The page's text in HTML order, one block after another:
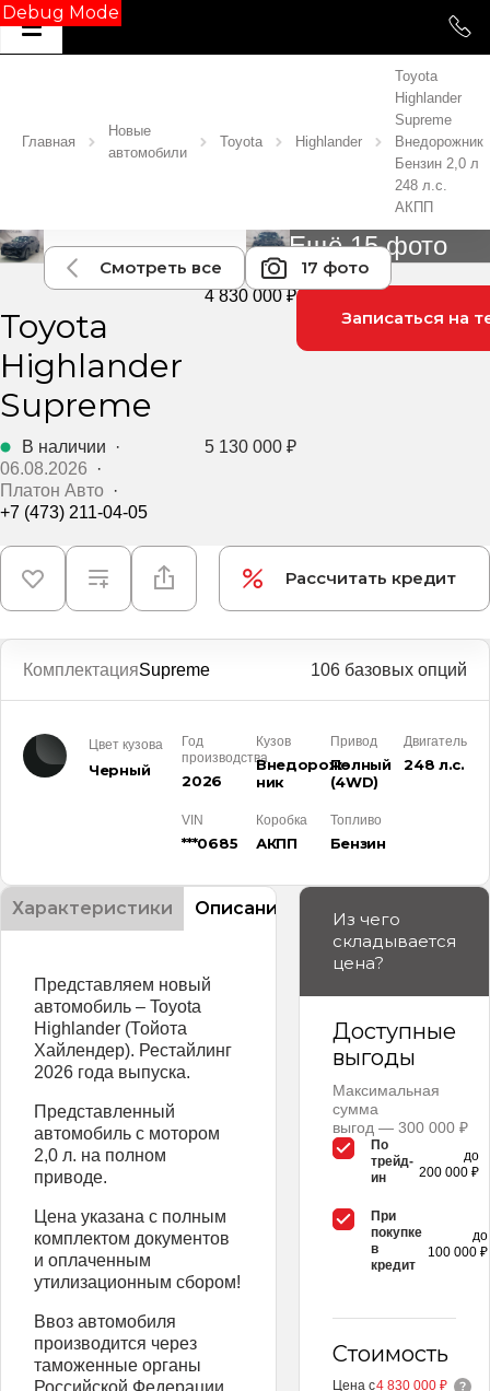
Debug Mode
Главная
Новые
автомобили
Toyota Highlander
Toyota
Highlander
Supreme
Внедорожник
Бензин 2,0 л
248 л.с.
АКПП
Смотреть все 17 фото
Ещё 15 фото
Toyota
Highlander
Supreme
4 830 000 ₽
В наличии ·
06.08.2026 ·
Платон Авто ·
+7 (473) 211-04-05
5 130 000 ₽
Записаться на
Рассчитать кредит
КомплектацияSupreme 106 базовых опций
Цвет кузова
Черный
Год
производства
2026
Кузов
Внедорож­
ник
Привод
Полный
(4WD)
Двигатель
248 л.с.
VIN
***0685
Коробка
АКПП
Топливо
Бензин
Характеристики Описание
Представляем новый
автомобиль – Toyota
Highlander (Тойота
Хайлендер). Рестайлинг
2026 года выпуска.
Представленный
автомобиль с мотором
2,0 л. на полном
приводе.
Цена указана с полным
комплектом документов
и оплаченным
утилизационным сбором!
Ввоз автомобиля
производится через
таможенные органы
Российской Федерации
Из чего
складывается
цена?
Доступные
выгоды
Максимальная
сумма
выгод — 300 000 ₽
По
трейд-
ин
до
200 000 ₽
При
покупке
в
кредит
до
100 000 ₽
Стоимость
Цена с4 830 000 ₽